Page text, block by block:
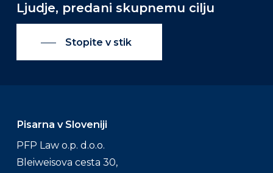
Ljudje, predani skupnemu cilju
Stopite v stik
Pisarna v Sloveniji
PFP Law o.p. d.o.o.
Bleiweisova cesta 30,